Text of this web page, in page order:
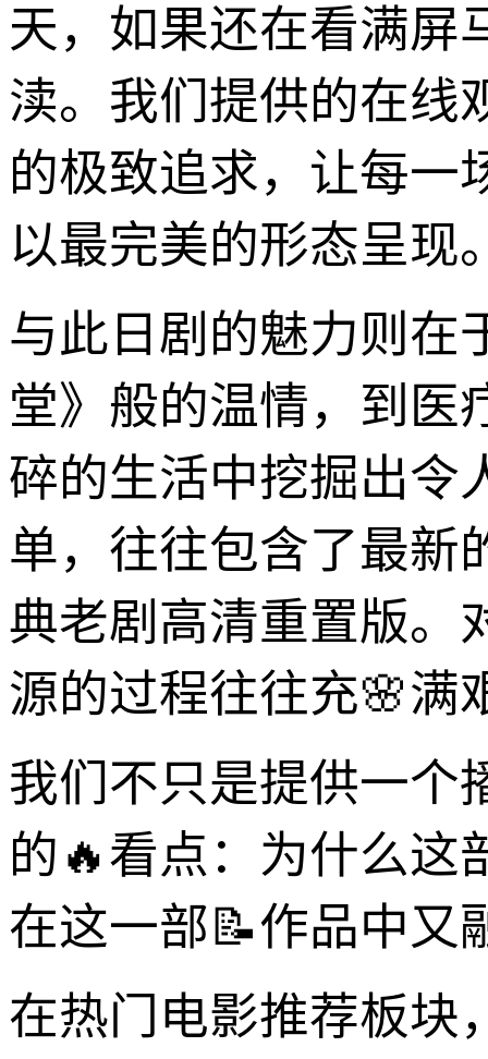
天，如果还在看满屏
渎。我们提供的在线
的极致追求，让每一
以最完美的形态呈现
与此日剧的魅力则在
堂》般的温情，到医
碎的生活中挖掘出令
单，往往包含了最新
典老剧高清重置版。
源的过程往往充🌸满
我们不只是提供一个
的🔥看点：为什么这
在这一部📝作品中又
在热门电影推荐板块